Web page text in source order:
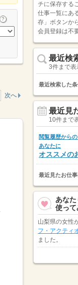
次へ
チに保存する
仕事一覧にあ
存」ボタンか
会員登録は不
最近検
3件まで表
最近検索した条
最近見
10件まで
閲覧履歴から
あなたに
オススメの
最近見たお仕事
あな
使って
山梨県の女性
フ・アクティ
ました。
サービス ＩＴ